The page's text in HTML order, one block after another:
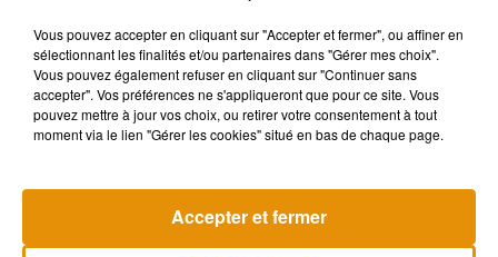
Musique
« Loups Garous » pour son...
Vous pouvez accepter en cliquant sur "Accepter et fermer", ou affiner en
sélectionnant les finalités et/ou partenaires dans "Gérer mes choix".
Vous pouvez également refuser en cliquant sur "Continuer sans
accepter". Vos préférences ne s'appliqueront que pour ce site. Vous
pouvez mettre à jour vos choix, ou retirer votre consentement à tout
moment via le lien "Gérer les cookies" situé en bas de chaque page.
Accepter et fermer